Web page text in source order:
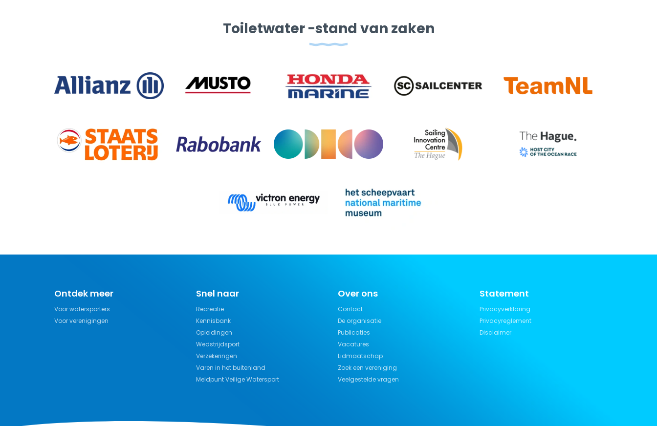
Toiletwater -stand van zaken
Ontdek meer
Voor watersporters
Voor verenigingen
Snel naar
Recreatie
Kennisbank
Opleidingen
Wedstrijdsport
Verzekeringen
Varen in het buitenland
Meldpunt Veilige Watersport
Over ons
Contact
De organisatie
Publicaties
Vacatures
Lidmaatschap
Zoek een vereniging
Veelgestelde vragen
Statement
Privacyverklaring
Privacyreglement
Disclaimer